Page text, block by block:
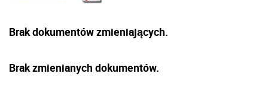
Brak dokumentów zmieniających.
Brak zmienianych dokumentów.